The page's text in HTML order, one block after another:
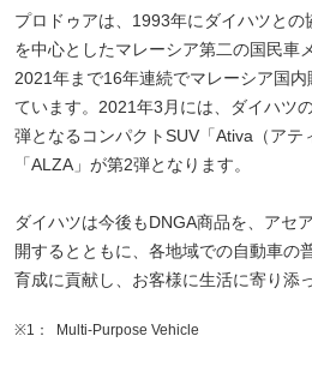
プロドゥアは、1993年にダイハツと
を中心としたマレーシア第二の国民車
2021年まで16年連続でマレーシア国
ています。2021年3月には、ダイハツ
弾となるコンパクトSUV「Ativa（アテ
「ALZA」が第2弾となります。
ダイハツは今後もDNGA商品を、アセ
開するとともに、各地域での自動車の
育成に貢献し、お客様に生活に寄り添
※1： Multi-Purpose Vehicle